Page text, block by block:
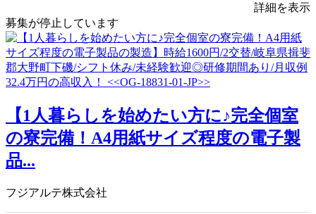
詳細を表示
募集が停止しています
【1人暮らしを始めたい方に♪完全個室
の寮完備！A4用紙サイズ程度の電子製
品...
フジアルテ株式会社